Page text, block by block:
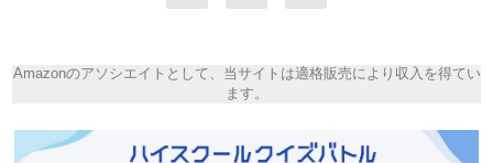
Amazonのアソシエイトとして、当サイトは適格販売により収入を得てい
ます。